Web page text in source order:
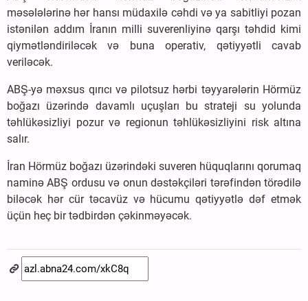
məsələlərinə hər hansı müdaxilə cəhdi və ya sabitliyi pozan
istənilən addım İranın milli suverenliyinə qarşı təhdid kimi
qiymətləndiriləcək və buna operativ, qətiyyətli cavab
veriləcək.
ABŞ-yə məxsus qırıcı və pilotsuz hərbi təyyarələrin Hörmüz
boğazı üzərində davamlı uçuşları bu strateji su yolunda
təhlükəsizliyi pozur və regionun təhlükəsizliyini risk altına
salır.
İran Hörmüz boğazı üzərindəki suveren hüquqlarını qorumaq
naminə ABŞ ordusu və onun dəstəkçiləri tərəfindən törədilə
biləcək hər cür təcavüz və hücumu qətiyyətlə dəf etmək
üçün heç bir tədbirdən çəkinməyəcək.